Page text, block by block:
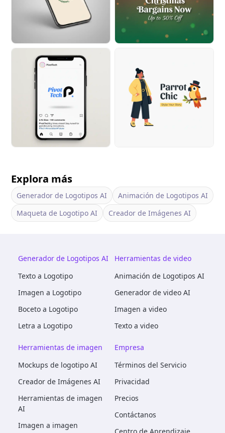
Explora más
Generador de Logotipos AI
Animación de Logotipos AI
Maqueta de Logotipo AI
Creador de Imágenes AI
Generador de Logotipos AI
Texto a Logotipo
Imagen a Logotipo
Boceto a Logotipo
Letra a Logotipo
Herramientas de video
Animación de Logotipos AI
Generador de video AI
Imagen a video
Texto a video
Herramientas de imagen
Mockups de logotipo AI
Creador de Imágenes AI
Herramientas de imagen
AI
Imagen a imagen
Empresa
Términos del Servicio
Privacidad
Precios
Contáctanos